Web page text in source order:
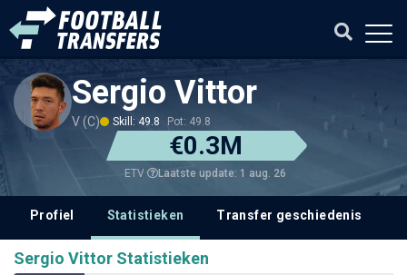
Sergio Vittor
V (C) Skill: 49.8 Pot: 49.8
€0.3M
ETV Laatste update: 1 aug. 26
Profiel Statistieken Transfer geschiedenis
Sergio Vittor Statistieken